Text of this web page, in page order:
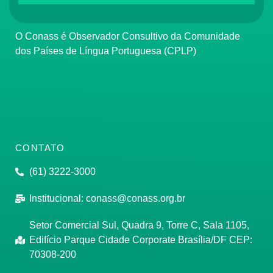
O Conass é Observador Consultivo da Comunidade
dos Países de Língua Portuguesa (CPLP)
CONTATO
(61) 3222-3000
Institucional: conass@conass.org.br
Setor Comercial Sul, Quadra 9, Torre C, Sala 1105,
Edifício Parque Cidade Corporate Brasília/DF CEP:
70308-200